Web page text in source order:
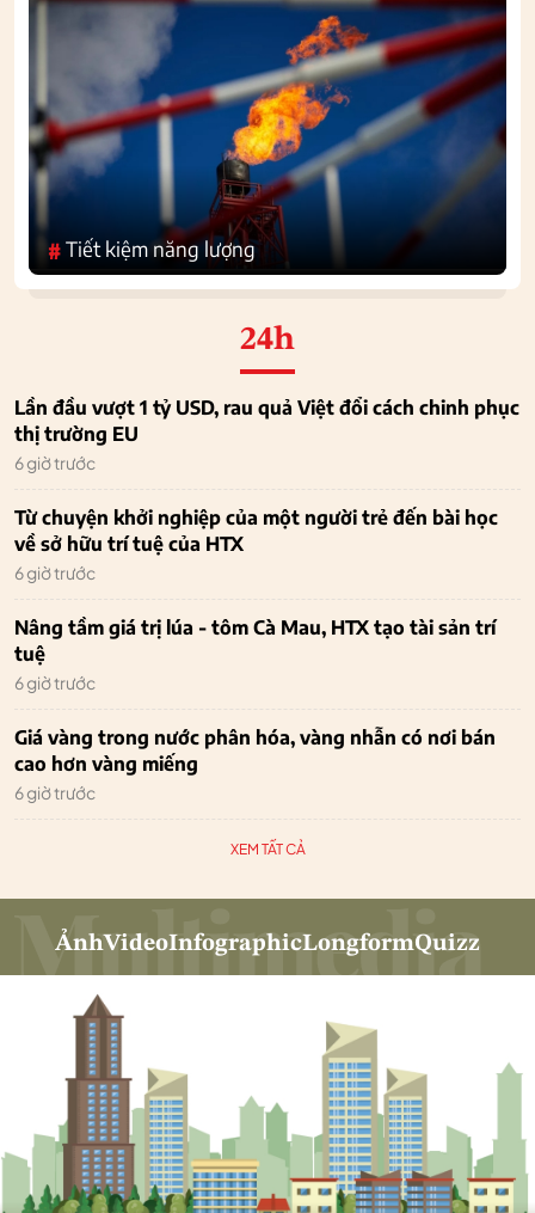
#Tiết kiệm năng lượng
24h
Lần đầu vượt 1 tỷ USD, rau quả Việt đổi cách chinh phục
thị trường EU
6 giờ trước
Từ chuyện khởi nghiệp của một người trẻ đến bài học
về sở hữu trí tuệ của HTX
6 giờ trước
Nâng tầm giá trị lúa - tôm Cà Mau, HTX tạo tài sản trí
tuệ
6 giờ trước
Giá vàng trong nước phân hóa, vàng nhẫn có nơi bán
cao hơn vàng miếng
6 giờ trước
XEM TẤT CẢ
ẢnhVideoInfographicLongformQuizz